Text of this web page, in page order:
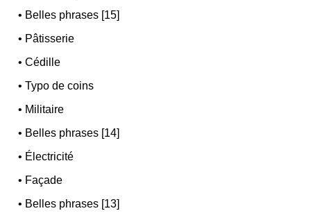
• Belles phrases [15]
• Pâtisserie
•Cédille
•Typo de coins
• Militaire
• Belles phrases [14]
• Électricité
• Façade
• Belles phrases [13]